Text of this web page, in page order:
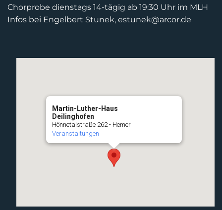
Chorprobe dienstags 14-tägig ab 19:30 Uhr im MLH
Infos bei Engelbert Stunek, estunek@arcor.de
Martin-Luther-Haus
Deilinghofen
Hönnetalstraße 262 - Hemer
Veranstaltungen